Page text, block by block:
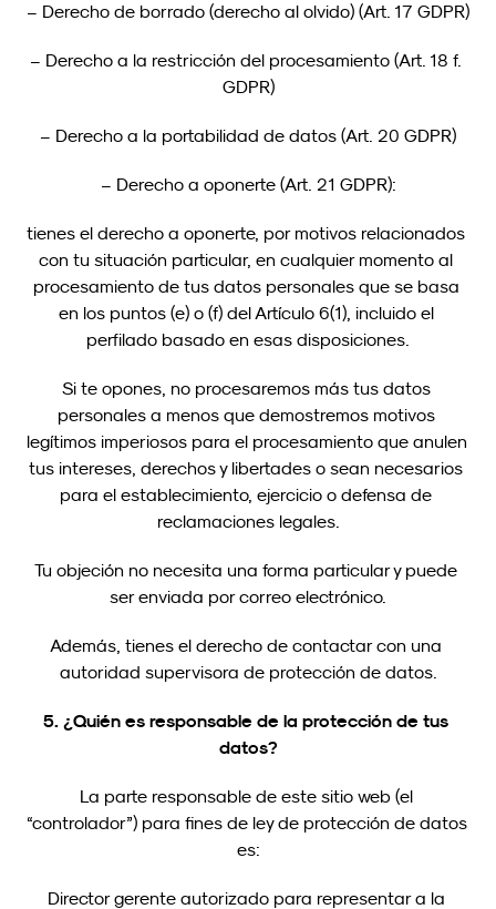
– Derecho de borrado (derecho al olvido) (Art. 17 GDPR)
– Derecho a la restricción del procesamiento (Art. 18 f.
GDPR)
– Derecho a la portabilidad de datos (Art. 20 GDPR)
– Derecho a oponerte (Art. 21 GDPR):
tienes el derecho a oponerte, por motivos relacionados
con tu situación particular, en cualquier momento al
procesamiento de tus datos personales que se basa
en los puntos (e) o (f) del Artículo 6(1), incluido el
perfilado basado en esas disposiciones.
Si te opones, no procesaremos más tus datos
personales a menos que demostremos motivos
legítimos imperiosos para el procesamiento que anulen
tus intereses, derechos y libertades o sean necesarios
para el establecimiento, ejercicio o defensa de
reclamaciones legales.
Tu objeción no necesita una forma particular y puede
ser enviada por correo electrónico.
Además, tienes el derecho de contactar con una
autoridad supervisora de protección de datos.
5. ¿Quién es responsable de la protección de tus
datos?
La parte responsable de este sitio web (el
“controlador”) para fines de ley de protección de datos
es:
Director gerente autorizado para representar a la